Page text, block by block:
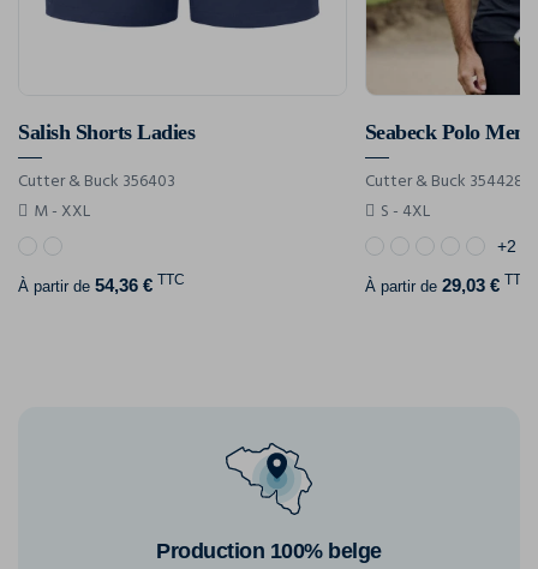
Salish Shorts Ladies
Cutter & Buck 356403
M - XXL
À partir de 54,36 € TTC
Seabeck Polo Men
Cutter & Buck 354428
S - 4XL
+2
À partir de 29,03 € TTC
Production 100% belge